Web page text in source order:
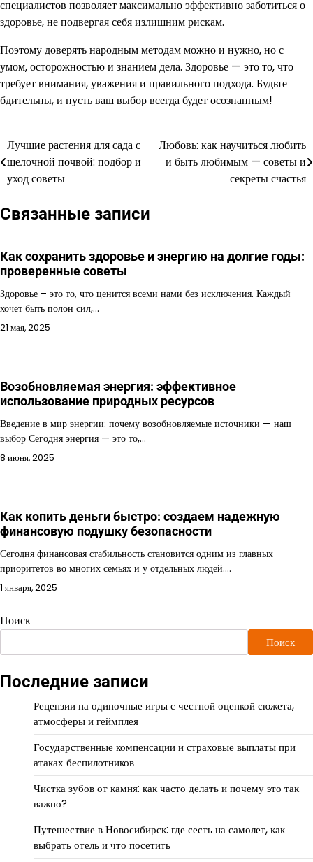
специалистов позволяет максимально эффективно заботиться о
здоровье, не подвергая себя излишним рискам.
Поэтому доверять народным методам можно и нужно, но с
умом, осторожностью и знанием дела. Здоровье — это то, что
требует внимания, уважения и правильного подхода. Будьте
бдительны, и пусть ваш выбор всегда будет осознанным!
Навигация
по
Лучшие растения для сада с
щелочной почвой: подбор и
уход советы
Любовь: как научиться любить
и быть любимым — советы и
секреты счастья
Связанные записи
Как сохранить здоровье и энергию на долгие годы:
проверенные советы
Здоровье – это то, что ценится всеми нами без исключения. Каждый
хочет быть полон сил,…
21 мая, 2025
Возобновляемая энергия: эффективное
использование природных ресурсов
Введение в мир энергии: почему возобновляемые источники — наш
выбор Сегодня энергия — это то,…
8 июня, 2025
Как копить деньги быстро: создаем надежную
финансовую подушку безопасности
Сегодня финансовая стабильность становится одним из главных
приоритетов во многих семьях и у отдельных людей.…
1 января, 2025
Поиск
Поиск
Последние записи
Рецензии на одиночные игры с честной оценкой сюжета,
атмосферы и геймплея
Государственные компенсации и страховые выплаты при
атаках беспилотников
Чистка зубов от камня: как часто делать и почему это так
важно?
Путешествие в Новосибирск: где сесть на самолет, как
выбрать отель и что посетить